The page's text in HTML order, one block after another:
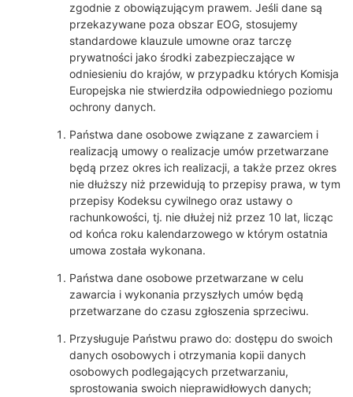
zgodnie z obowiązującym prawem. Jeśli dane są
przekazywane poza obszar EOG, stosujemy
standardowe klauzule umowne oraz tarczę
prywatności jako środki zabezpieczające w
odniesieniu do krajów, w przypadku których Komisja
Europejska nie stwierdziła odpowiedniego poziomu
ochrony danych.
Państwa dane osobowe związane z zawarciem i
realizacją umowy o realizacje umów przetwarzane
będą przez okres ich realizacji, a także przez okres
nie dłuższy niż przewidują to przepisy prawa, w tym
przepisy Kodeksu cywilnego oraz ustawy o
rachunkowości, tj. nie dłużej niż przez 10 lat, licząc
od końca roku kalendarzowego w którym ostatnia
umowa została wykonana.
Państwa dane osobowe przetwarzane w celu
zawarcia i wykonania przyszłych umów będą
przetwarzane do czasu zgłoszenia sprzeciwu.
Przysługuje Państwu prawo do: dostępu do swoich
danych osobowych i otrzymania kopii danych
osobowych podlegających przetwarzaniu,
sprostowania swoich nieprawidłowych danych;